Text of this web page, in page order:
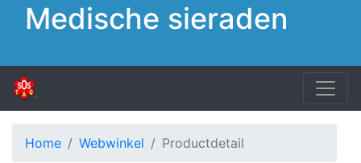
Medische sieraden
Home Webwinkel Productdetail